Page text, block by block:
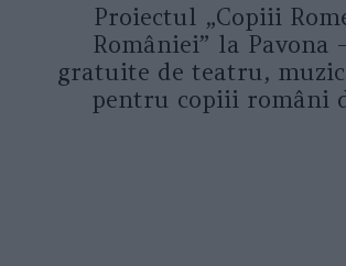
Proiectul „Copiii
României” la Pavona
gratuite de teatru,
pentru copiii români